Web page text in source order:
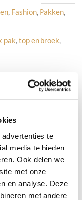
te
media te bieden
Ook delen we
met onze
en analyse. Deze
met andere
, Fashion, Pakken,
pak,top en broek,
Comfy & Chique